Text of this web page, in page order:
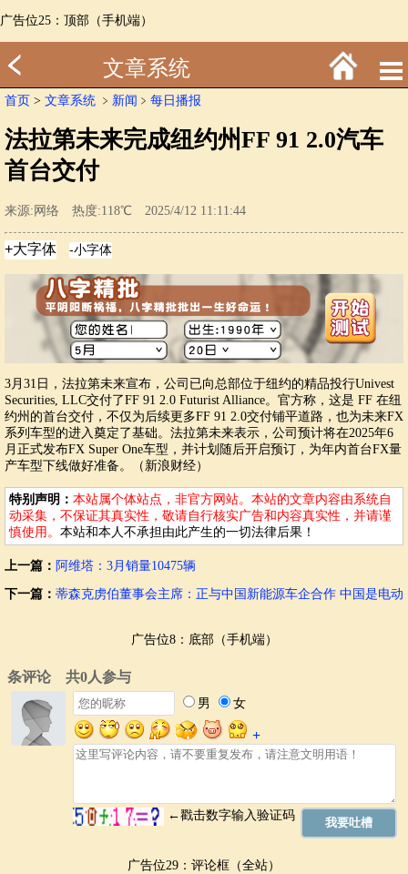
广告位25：顶部（手机端）
文章系统
首页 > 文章系统 ﹥ 新闻 ﹥ 每日播报
法拉第未来完成纽约州FF 91 2.0汽车
首台交付
来源:网络 热度:118℃ 2025/4/12 11:11:44
3月31日，法拉第未来宣布，公司已向总部位于纽约的精品投行Univest
Securities, LLC交付了FF 91 2.0 Futurist Alliance。官方称，这是 FF 在纽
约州的首台交付，不仅为后续更多FF 91 2.0交付铺平道路，也为未来FX
系列车型的进入奠定了基础。法拉第未来表示，公司预计将在2025年6
月正式发布FX Super One车型，并计划随后开启预订，为年内首台FX量
产车型下线做好准备。（新浪财经）
特别声明： 本站属个体站点，非官方网站。本站的文章内容由系统自
动采集，不保证其真实性，敬请自行核实广告和内容真实性，并请谨
慎使用。 本站和本人不承担由此产生的一切法律后果！
上一篇： 阿维塔：3月销量10475辆
下一篇： 蒂森克虏伯董事会主席：正与中国新能源车企合作 中国是电动
广告位8：底部（手机端）
广告位29：评论框（全站）